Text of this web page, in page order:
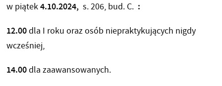
w piątek4.10.2024, s. 206, bud. C. :
12.00dla I roku oraz osób niepraktykujących nigdy
wcześniej,
14.00dla zaawansowanych.